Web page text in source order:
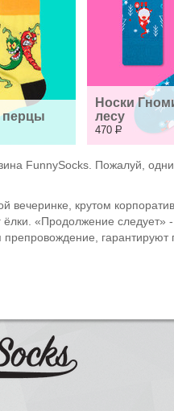
перцы
Носки
лесу
470 Р
FunnySocks. Пожалуй,
крутом
«Продолжение
гарантируют